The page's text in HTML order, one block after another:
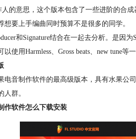
人的意思，这个版本包含了一些进阶的合成
想要上手编曲同时预算不是很多的同学。
和Signature结合在一起去分析。是因
以使用Harmless、Gross beats、new tune
电音制作软件的最高级版本，具有水果公
人群。
作软件怎么下载安装